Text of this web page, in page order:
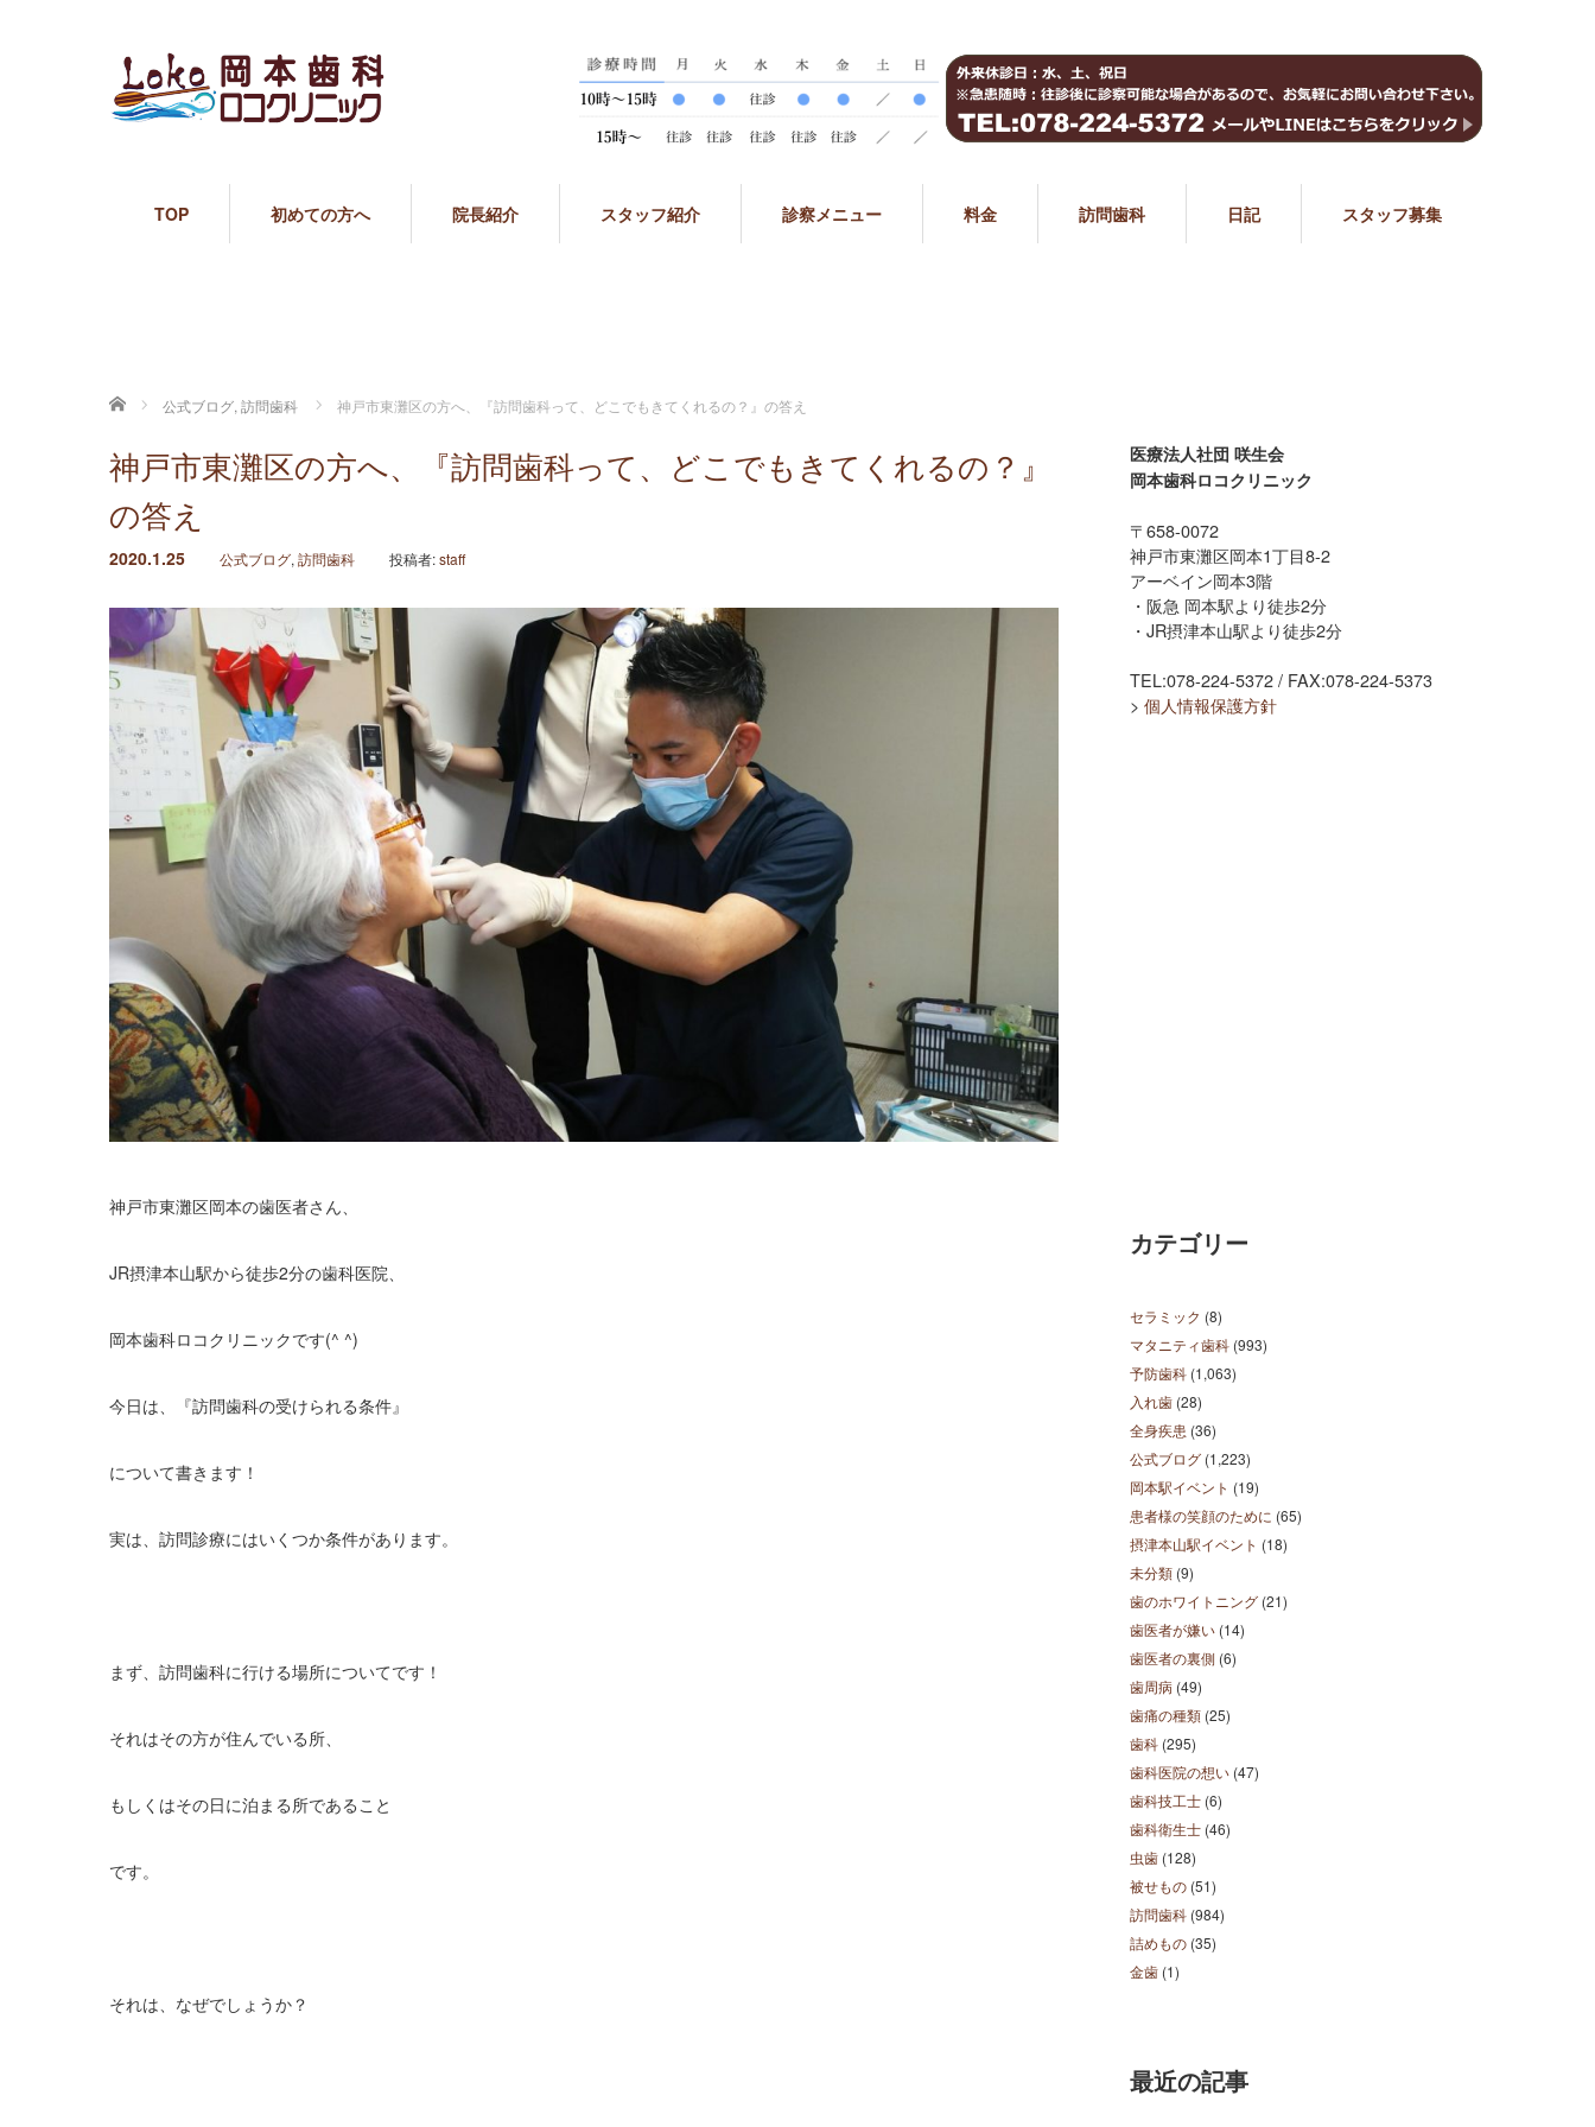
TOP 初めての方へ 院長紹介 スタッフ紹介 診察メニュー 料金 訪問歯科 日記 スタッフ募集
ホーム 公式ブログ, 訪問歯科 神戸市東灘区の方へ、『訪問歯科って、どこでもきてくれるの？』の答え
神戸市東灘区の方へ、『訪問歯科って、どこでもきてくれるの？』
の答え
2020.1.25 公式ブログ, 訪問歯科 投稿者:staff
神戸市東灘区岡本の歯医者さん、
JR摂津本山駅から徒歩2分の歯科医院、
岡本歯科ロコクリニックです(^ ^)
今日は、『訪問歯科の受けられる条件』
について書きます！
実は、訪問診療にはいくつか条件があります。
まず、訪問歯科に行ける場所についてです！
それはその方が住んでいる所、
もしくはその日に泊まる所であること
です。
それは、なぜでしょうか？
医療法人社団 咲生会
岡本歯科ロコクリニック
〒658-0072
神戸市東灘区岡本1丁目8-2
アーベイン岡本3階
・阪急 岡本駅より徒歩2分
・JR摂津本山駅より徒歩2分
TEL:078-224-5372 / FAX:078-224-5373
> 個人情報保護方針
カテゴリー
セラミック (8)
マタニティ歯科 (993)
予防歯科 (1,063)
入れ歯 (28)
全身疾患 (36)
公式ブログ (1,223)
岡本駅イベント (19)
患者様の笑顔のために (65)
摂津本山駅イベント (18)
未分類 (9)
歯のホワイトニング (21)
歯医者が嫌い (14)
歯医者の裏側 (6)
歯周病 (49)
歯痛の種類 (25)
歯科 (295)
歯科医院の想い (47)
歯科技工士 (6)
歯科衛生士 (46)
虫歯 (128)
被せもの (51)
訪問歯科 (984)
詰めもの (35)
金歯 (1)
最近の記事